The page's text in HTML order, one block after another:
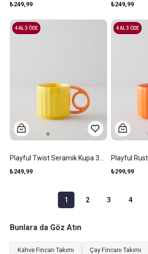
₺249,99 ₺249,99
₺249,99
4 AL 3 ÖDE
₺299,99
4 AL 3 ÖDE
1 2 3 4
Bunlara da Göz Atın
Kahve Fincan Takımı Çay Fincanı Takımı